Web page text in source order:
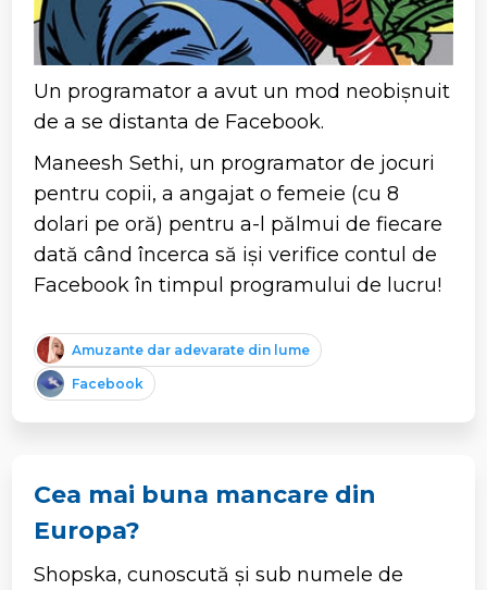
Un programator a avut un mod neobișnuit
de a se distanta de Facebook.
Maneesh Sethi, un programator de jocuri
pentru copii, a angajat o femeie (cu 8
dolari pe oră) pentru a-l pălmui de fiecare
dată când încerca să iși verifice contul de
Facebook în timpul programului de lucru!
Amuzante dar adevarate din lume
Facebook
Cea mai buna mancare din
Europa?
Shopska, cunoscută și sub numele de